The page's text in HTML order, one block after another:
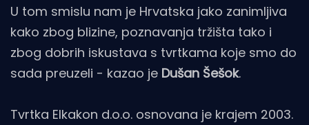
U tom smislu nam je Hrvatska jako zanimljiva
kako zbog blizine, poznavanja tržišta tako i
zbog dobrih iskustava s tvrtkama koje smo do
sada preuzeli - kazao je Dušan Šešok.
Tvrtka Elkakon d.o.o. osnovana je krajem 2003.